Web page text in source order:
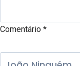
Comentário *